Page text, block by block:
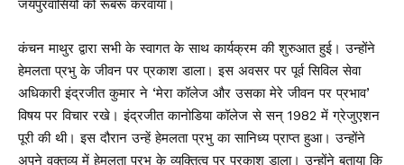
जयपुरवासियों को रूबरू करवाया।
कंचन माथुर द्वारा सभी के स्वागत के साथ कार्यक्रम की शुरुआत हुई। उन्होंने
हेमलता प्रभु के जीवन पर प्रकाश डाला। इस अवसर पर पूर्व सिविल सेवा
अधिकारी इंद्रजीत कुमार ने ‘मेरा कॉलेज और उसका मेरे जीवन पर प्रभाव’
विषय पर विचार रखे। इंद्रजीत कानोडिया कॉलेज से सन् 1982 में ग्रेजुएशन
पूरी की थी। इस दौरान उन्हें हेमलता प्रभु का सानिध्य प्राप्त हुआ। उन्होंने
अपने वक्तव्य में हेमलता प्रभु के व्यक्तित्व पर प्रकाश डाला। उन्होंने बताया कि